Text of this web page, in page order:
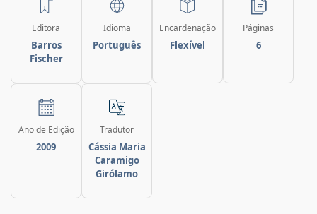
Editora
Barros
Fischer
Idioma
Português
Encardenação
Flexível
Páginas
6
Ano de Edição
2009
Tradutor
Cássia Maria
Caramigo
Girólamo